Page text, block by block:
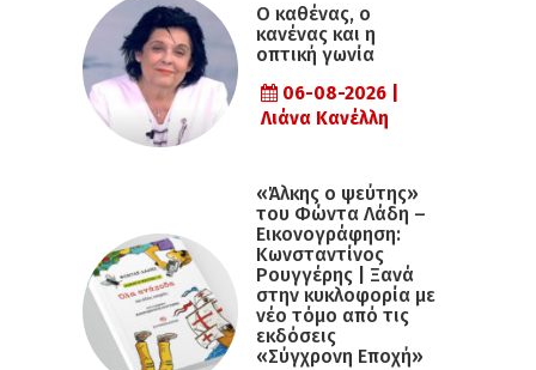
Ο καθένας, ο
κανένας και η
οπτική γωνία
06-08-2026 |
Λιάνα Κανέλλη
«Άλκης ο ψεύτης»
του Φώντα Λάδη –
Εικονογράφηση:
Κωνσταντίνος
Ρουγγέρης | Ξανά
στην κυκλοφορία με
νέο τόμο από τις
εκδόσεις
«Σύγχρονη Εποχή»